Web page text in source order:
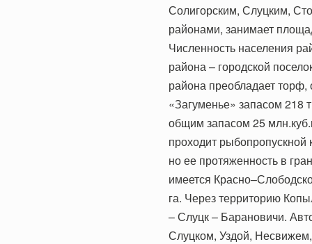
Солигорским, Слуцким,
районами, занимает
Численность населения
района – городской
района преобладает
«Загуменье» запасом 218
общим запасом 25
проходит
но ее протяженность в
имеется
га. Через территорию
– Слуцк – Барановичи.
Слуцком, Уздой,